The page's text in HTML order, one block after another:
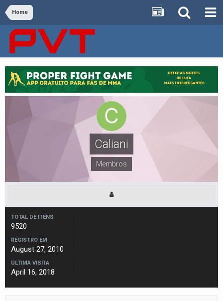
Home
Caliani
Membros
TOTAL DE ITENS
9520
REGISTRO EM
August 27, 2010
ÚLTIMA VISITA
April 16, 2018